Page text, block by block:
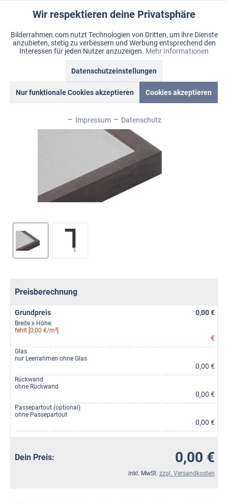
Warenkorb
Merkzettel Mein Konto
Menü
Woodland
Preisberechnung
Grundpreis 0,00 €
Breite x Höhe:
fehlt [0,00 €/m²]
€
Glas
nur Leerrahmen ohne Glas
0,00 €
Rückwand
ohne Rückwand
0,00 €
Passepartout (optional)
ohne Passepartout
0,00 €
Dein Preis: 0,00 €
inkl. MwSt. zzgl. Versandkosten
Funktionale Aktiv
Marketing Inaktiv
Inaktiv
Wir respektieren deine Privatsphäre
Bilderrahmen.com nutzt Technologien von Dritten, um ihre Dienste
anzubieten, stetig zu verbessern und Werbung entsprechend den
Interessen für jeden Nutzer anzuzeigen. Mehr Informationen
Datenschutzeinstellungen
Nur funktionale Cookies akzeptieren Cookies akzeptieren
Impressum Datenschutz